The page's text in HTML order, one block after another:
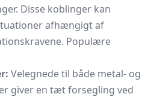
Disse koblinger kan
afhængigt af
Populære
Velegnede til både metal- og
giver en tæt forsegling ved